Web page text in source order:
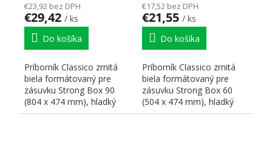
€23,92 bez DPH
€29,42 / ks
Do košíka
Príborník Classico zrnitá
biela formátovaný pre
zásuvku Strong Box 90
(804 x 474 mm), hladký
povrch.
€17,52 bez DPH
€21,55 / ks
Do košíka
Príborník Classico zrnitá
biela formátovaný pre
zásuvku Strong Box 60
(504 x 474 mm), hladký
povrch.